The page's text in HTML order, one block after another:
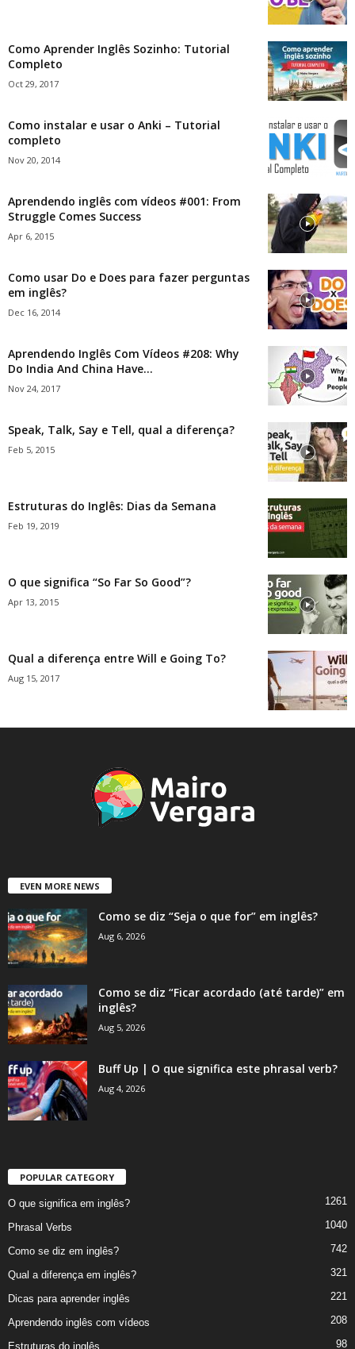
Como Aprender Inglês Sozinho: Tutorial
Completo
Oct 29, 2017
Como instalar e usar o Anki – Tutorial
completo
Nov 20, 2014
Aprendendo inglês com vídeos #001: From
Struggle Comes Success
Apr 6, 2015
Como usar Do e Does para fazer perguntas
em inglês?
Dec 16, 2014
Aprendendo Inglês Com Vídeos #208: Why
Do India And China Have...
Nov 24, 2017
Speak, Talk, Say e Tell, qual a diferença?
Feb 5, 2015
Estruturas do Inglês: Dias da Semana
Feb 19, 2019
O que significa “So Far So Good”?
Apr 13, 2015
Qual a diferença entre Will e Going To?
Aug 15, 2017
EVEN MORE NEWS
Como se diz “Seja o que for” em inglês?
Aug 6, 2026
Como se diz “Ficar acordado (até tarde)” em
inglês?
Aug 5, 2026
Buff Up | O que significa este phrasal verb?
Aug 4, 2026
POPULAR CATEGORY
O que significa em inglês? 1261
Phrasal Verbs 1040
Como se diz em inglês? 742
Qual a diferença em inglês? 321
Dicas para aprender inglês 221
Aprendendo inglês com vídeos 208
Estruturas do inglês 98